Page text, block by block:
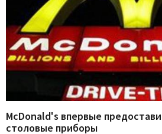
McDonald's впервые
столовые приборы